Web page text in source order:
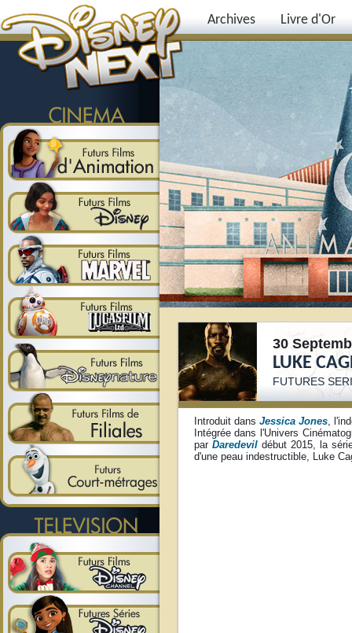
Archives Livre d'Or
30
LUKE
FUTURES S
Introduit dans Jessica Jones,
Intégrée dans l'Univers
par Daredevildébut 2015, la
d'une peau indestructible, Luke